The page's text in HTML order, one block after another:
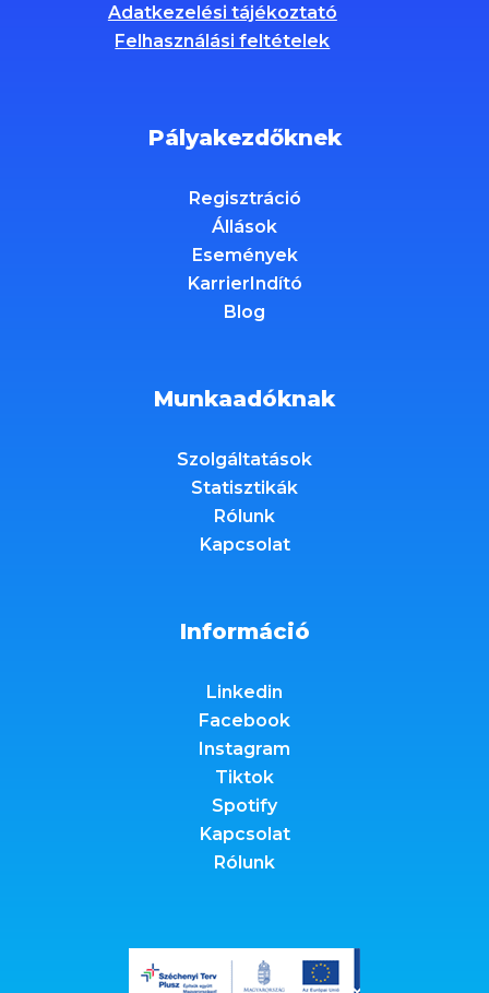
Adatkezelési tájékoztató
Felhasználási feltételek
Pályakezdőknek
Regisztráció
Állások
Események
KarrierIndító
Blog
Munkaadóknak
Szolgáltatások
Statisztikák
Rólunk
Kapcsolat
Információ
Linkedin
Facebook
Instagram
Tiktok
Spotify
Kapcsolat
Rólunk